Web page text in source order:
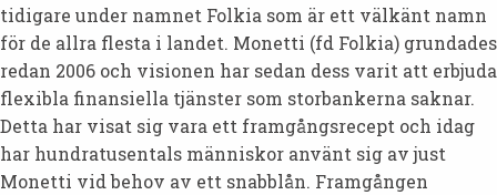
tidigare under namnet Folkia som är ett välkänt namn
för de allra flesta i landet. Monetti (fd Folkia) grundades
redan 2006 och visionen har sedan dess varit att erbjuda
flexibla finansiella tjänster som storbankerna saknar.
Detta har visat sig vara ett framgångsrecept och idag
har hundratusentals människor använt sig av just
Monetti vid behov av ett snabblån. Framgången